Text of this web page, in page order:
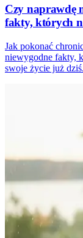
Czy naprawdę
fakty, których
Jak pokonać
niewygodne fakty,
swoje życie już dziś.